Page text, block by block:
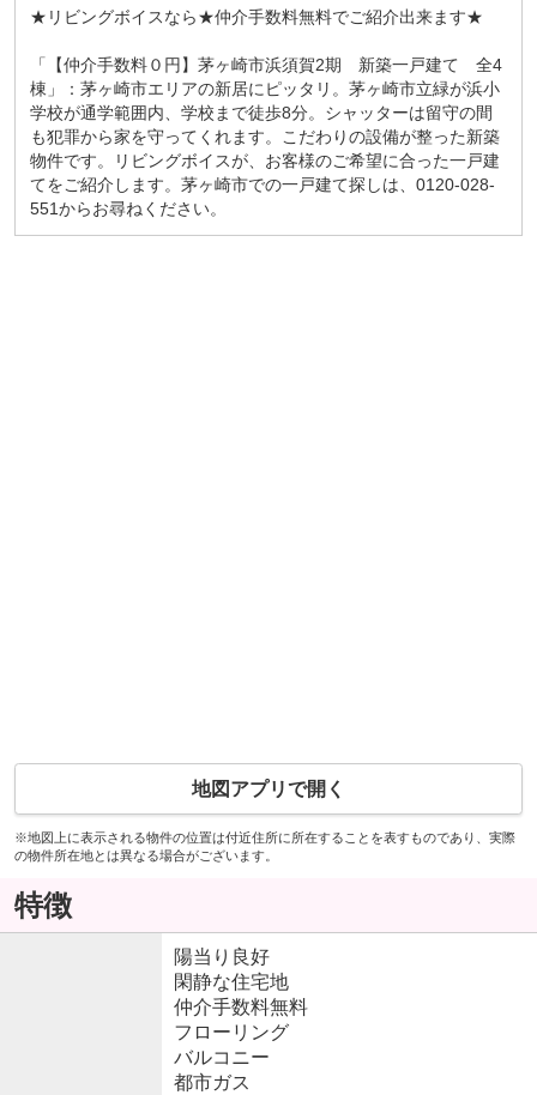
★リビングボイスなら★仲介手数料無料でご紹介出来ます★
「【仲介手数料０円】茅ヶ崎市浜須賀2期 新築一戸建て 全4
棟」：茅ヶ崎市エリアの新居にピッタリ。茅ヶ崎市立緑が浜小
学校が通学範囲内、学校まで徒歩8分。シャッターは留守の間
も犯罪から家を守ってくれます。こだわりの設備が整った新築
物件です。リビングボイスが、お客様のご希望に合った一戸建
てをご紹介します。茅ヶ崎市での一戸建て探しは、0120-028-
551からお尋ねください。
地図アプリで開く
※地図上に表示される物件の位置は付近住所に所在することを表すものであり、実際
の物件所在地とは異なる場合がございます。
特徴
陽当り良好
閑静な住宅地
仲介手数料無料
フローリング
バルコニー
都市ガス